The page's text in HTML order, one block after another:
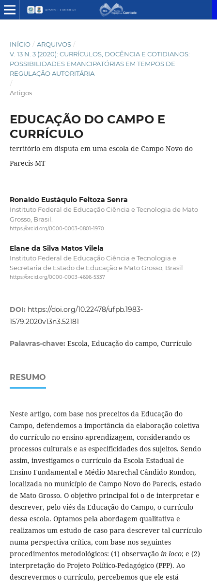
INÍCIO / ARQUIVOS /
V. 13 N. 3 (2020): CURRÍCULOS, DOCÊNCIA E COTIDIANOS:
POSSIBILIDADES EMANCIPATÓRIAS EM TEMPOS DE
REGULAÇÃO AUTORITÁRIA
/
Artigos
EDUCAÇÃO DO CAMPO E
CURRÍCULO
território em disputa em uma escola de Campo Novo do
Parecis-MT
Ronaldo Eustáquio Feitoza Senra
Instituto Federal de Educação Ciência e Tecnologia de Mato
Grosso, Brasil.
https://orcid.org/0000-0003-0801-1970
Elane da Silva Matos Vilela
Instituto Federal de Educação Ciência e Tecnologia e
Secretaria de Estado de Educação e Mato Grosso, Brasil
https://orcid.org/0000-0003-4696-5337
DOI: https://doi.org/10.22478/ufpb.1983-
1579.2020v13n3.52181
Palavras-chave: Escola, Educação do campo, Currículo
RESUMO
Neste artigo, com base nos preceitos da Educação do
Campo, defendemos a importância da elaboração coletiva
do currículo no ensino-aprendizagem, considerando os
processos culturais e as especificidades dos sujeitos. Sendo
assim, investigamos o currículo da Escola Estadual de
Ensino Fundamental e Médio Marechal Cândido Rondon,
localizada no município de Campo Novo do Parecis, estado
de Mato Grosso. O objetivo principal foi o de interpretar e
descrever, pelo viés da Educação do Campo, o currículo
dessa escola. Optamos pela abordagem qualitativa e
realizamos um estudo de caso para descrever tal currículo
numa perspectiva crítica, com base nos seguintes
procedimentos metodológicos: (1) observação in loco; e (2)
interpretação do Projeto Político-Pedagógico (PPP). Ao
descrevermos o currículo, percebemos que ele está